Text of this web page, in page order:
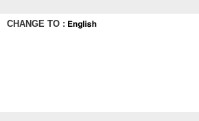
CHANGE TO :